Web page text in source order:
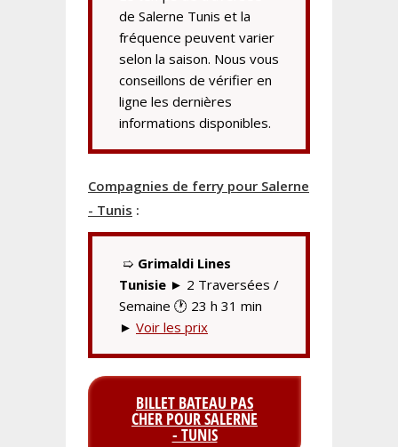
de Salerne Tunis et la
fréquence peuvent varier
selon la saison. Nous vous
conseillons de vérifier en
ligne les dernières
informations disponibles.
Compagnies de ferry pour Salerne
- Tunis :
➯ Grimaldi Lines
Tunisie ► 2 Traversées /
Semaine 🕐 23 h 31 min
► Voir les prix
BILLET BATEAU PAS
CHER POUR SALERNE
- TUNIS